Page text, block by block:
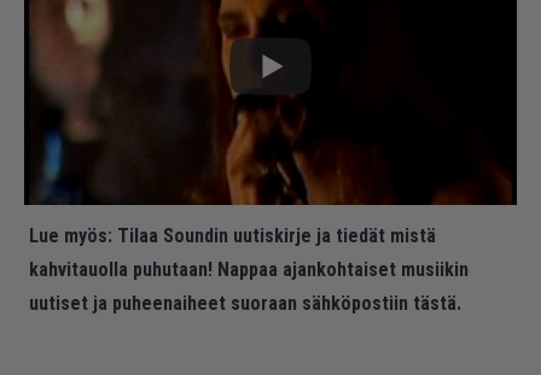
Lue myös: Tilaa Soundin uutiskirje ja tiedät mistä
kahvitauolla puhutaan! Nappaa ajankohtaiset musiikin
uutiset ja puheenaiheet suoraan sähköpostiin tästä.